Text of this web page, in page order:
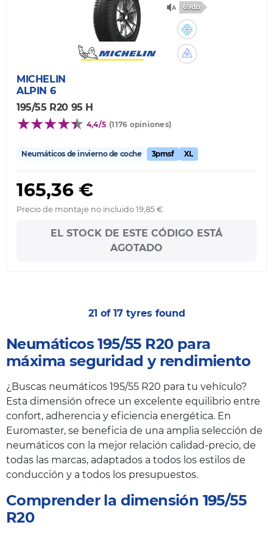
69db
MICHELIN
ALPIN 6
195/55 R20 95 H
4,4/5 (1176 opiniones)
Neumáticos de invierno de coche 3pmsf XL
165,36 €
Precio de montaje no incluido 19,85 €
EL STOCK DE ESTE CÓDIGO ESTÁ
AGOTADO
21 of 17 tyres found
Neumáticos 195/55 R20 para
máxima seguridad y rendimiento
¿Buscas neumáticos 195/55 R20 para tu vehículo?
Esta dimensión ofrece un excelente equilibrio entre
confort, adherencia y eficiencia energética. En
Euromaster, se beneficia de una amplia selección de
neumáticos con la mejor relación calidad-precio, de
todas las marcas, adaptados a todos los estilos de
conducción y a todos los presupuestos.
Comprender la dimensión 195/55
R20